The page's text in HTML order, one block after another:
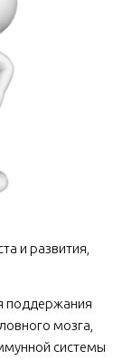
и развития,
поддержания
мозга,
системы